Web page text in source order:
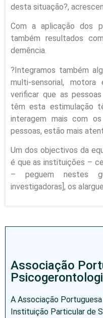
desta situação?,
Com a aplicação dos
também resultados
demência.
?Integramos também
multi-sensorial,
verificar que as
têm esta estimulação
interagem mais com
pessoas, estão mais
Um dos objectivos da
é que as instituições –
– peguem nestes
investigadoras], os
Associação
A Associação
Instituição Particular de